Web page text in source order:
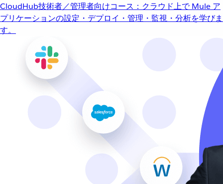
CloudHub技術者／管理者向けコース：クラウド上で Mule ア
プリケーションの設定・デプロイ・管理・監視・分析を学びま
す。